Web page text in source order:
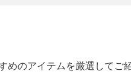
めのアイテムを厳選してご